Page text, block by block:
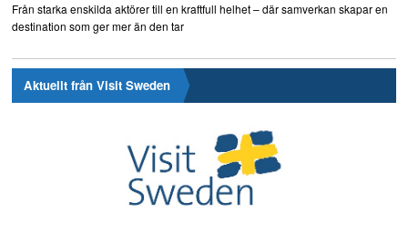
Från starka enskilda aktörer till en kraftfull helhet – där samverkan skapar en
destination som ger mer än den tar
Aktuellt från Visit Sweden